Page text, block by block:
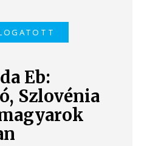
Eb:
Szlovénia